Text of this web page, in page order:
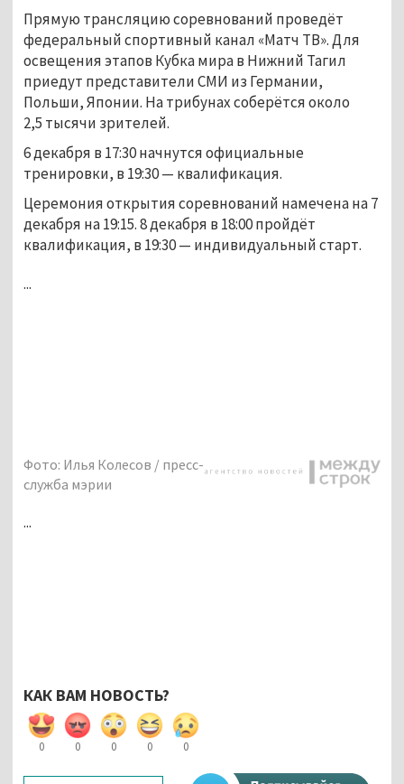
Прямую трансляцию соревнований проведёт
федеральный спортивный канал «Матч ТВ». Для
освещения этапов Кубка мира в Нижний Тагил
приедут представители СМИ из Германии,
Польши, Японии. На трибунах соберётся около
2,5 тысячи зрителей.
6 декабря в 17:30 начнутся официальные
тренировки, в 19:30 — квалификация.
Церемония открытия соревнований намечена на 7
декабря на 19:15. 8 декабря в 18:00 пройдёт
квалификация, в 19:30 — индивидуальный старт.
...
Фото: Илья Колесов / пресс-
служба мэрии
...
КАК ВАМ НОВОСТЬ?
0 0 0 0 0